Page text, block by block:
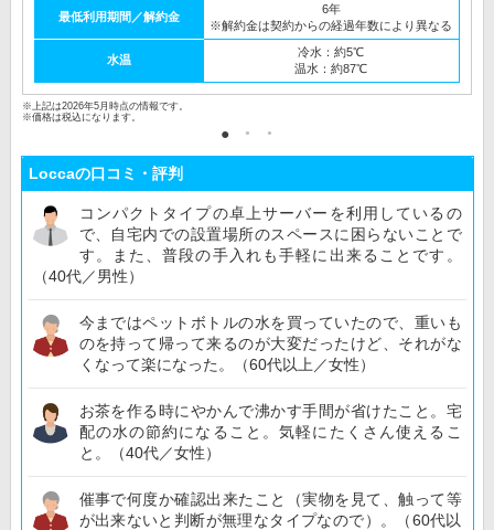
最低利用期間／解約金
6年
※解約金は契約からの経過年数により異なる
水温
冷水：約5℃
温水：約87℃
※上記は2026年5月時点の情報です。
※価格は税込になります。
Loccaの口コミ・評判
コンパクトタイプの卓上サーバーを利用しているの
で、自宅内での設置場所のスペースに困らないことで
す。また、普段の手入れも手軽に出来ることです。
（40代／男性）
今まではペットボトルの水を買っていたので、重いも
のを持って帰って来るのが大変だったけど、それがな
くなって楽になった。（60代以上／女性）
お茶を作る時にやかんで沸かす手間が省けたこと。宅
配の水の節約になること。気軽にたくさん使えるこ
と。（40代／女性）
催事で何度か確認出来たこと（実物を見て、触って等
が出来ないと判断が無理なタイプなので）。（60代以